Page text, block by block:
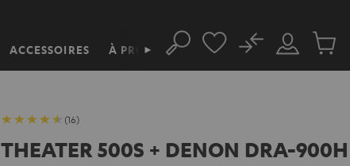
ACCESSOIRES À PROPOS
► Rechercher
Mon
compte
No
(16)
THEATER 500S + DENON DRA-900H